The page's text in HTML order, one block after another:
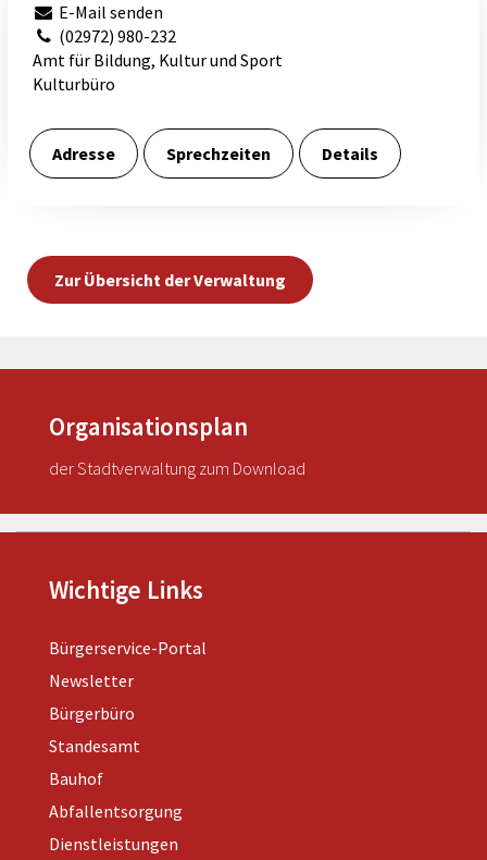
E-Mail senden
(02972) 980-232
Amt für Bildung, Kultur und Sport
Kulturbüro
Adresse Sprechzeiten Details
Zur Übersicht der Verwaltung
Organisationsplan
der Stadtverwaltung zum Download
Wichtige Links
Bürgerservice-Portal
Newsletter
Bürgerbüro
Standesamt
Bauhof
Abfallentsorgung
Dienstleistungen